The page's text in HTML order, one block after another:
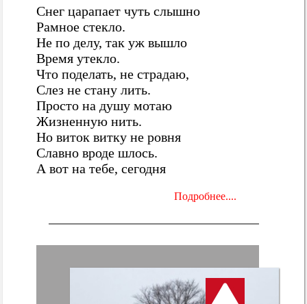
Снег царапает чуть слышно
Рамное стекло.
Не по делу, так уж вышло
Время утекло.
Что поделать, не страдаю,
Слез не стану лить.
Просто на душу мотаю
Жизненную нить.
Но виток витку не ровня
Славно вроде шлось.
А вот на тебе, сегодня
Подробнее....